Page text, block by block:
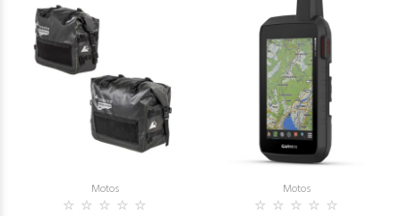
Motos Motos